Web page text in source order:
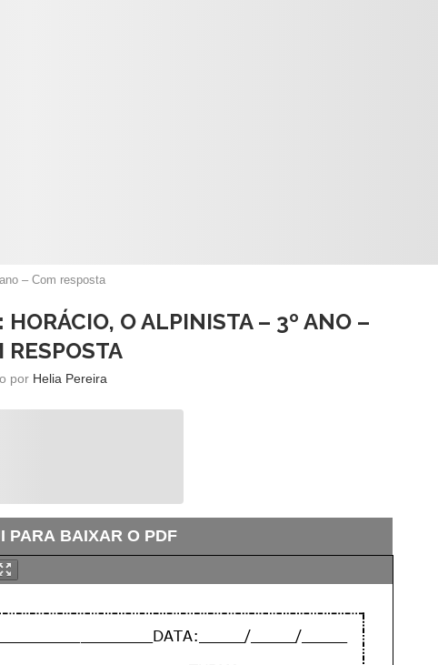
– Com resposta
O ALPINISTA – 3º ANO –
RESPOSTA
por Helia Pereira
PARA BAIXAR O PDF